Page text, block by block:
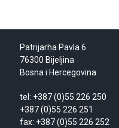
Patrijarha Pavla 6
76300 Bijeljina
Bosna i Hercegovina
tel: +387 (0)55 226 250
+387 (0)55 226 251
fax: +387 (0)55 226 252